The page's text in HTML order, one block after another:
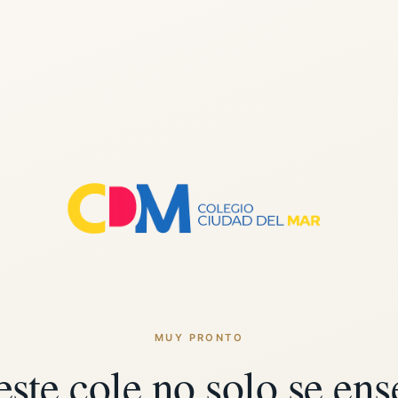
MUY PRONTO
cole no solo se